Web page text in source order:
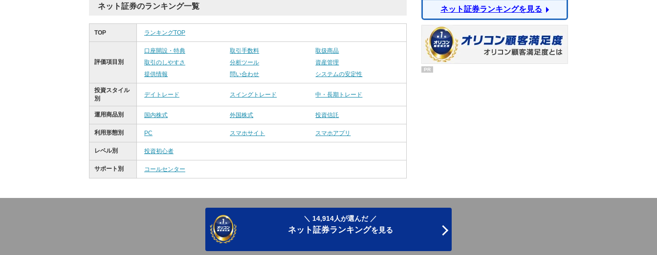
ネット証券のランキング一覧
TOP ランキングTOP
評価項目別
口座開設・特典 取引手数料
取扱商品
取引のしやすさ
分析ツール
資産管理
提供情報
問い合わせ システムの安定性
投資スタイル
別
デイトレード スイングトレード 中・長期トレード
運用商品別 国内株式 外国株式 投資信託
利用形態別 PC スマホサイト スマホアプリ
レベル別 投資初心者
サポート別 コールセンター
ネット証券ランキングを見る
PR
＼ 14,914人が選んだ ／
ネット証券ランキングを見る